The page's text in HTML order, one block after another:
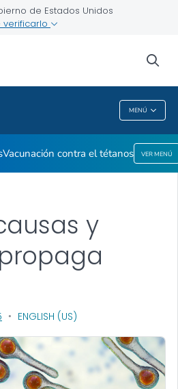
de Estados Unidos
verificarlo
MENÚ
Vacunación contra el tétanos VER MENÚ
y
, VISIT LINK FOR DETAILS.
ENGLISH (US)